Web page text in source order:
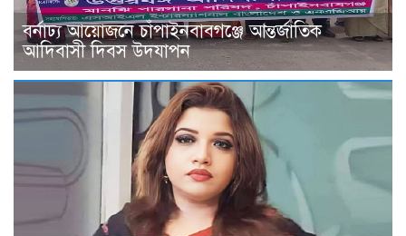
বর্নাঢ্য আয়োজনে চাঁপাইনবাবগঞ্জে আন্তর্জাতিক
আদিবাসী দিবস উদযাপন